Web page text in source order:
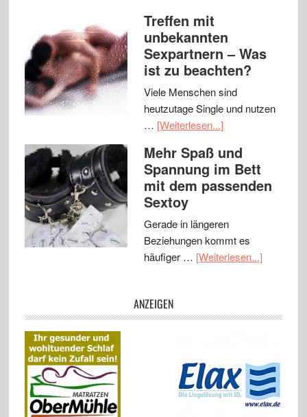
Treffen mit
unbekannten
Sexpartnern – Was
ist zu beachten?
Viele Menschen sind
heutzutage Single und nutzen
… [Weiterlesen...]
Mehr Spaß und
Spannung im Bett
mit dem passenden
Sextoy
Gerade in längeren
Beziehungen kommt es
häufiger … [Weiterlesen...]
ANZEIGEN